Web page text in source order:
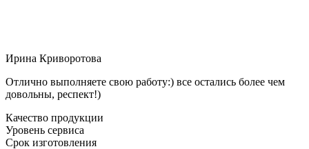
Ирина Криворотова
Отлично выполняете свою работу:) все остались более чем
довольны, респект!)
Качество продукции
Уровень сервиса
Срок изготовления